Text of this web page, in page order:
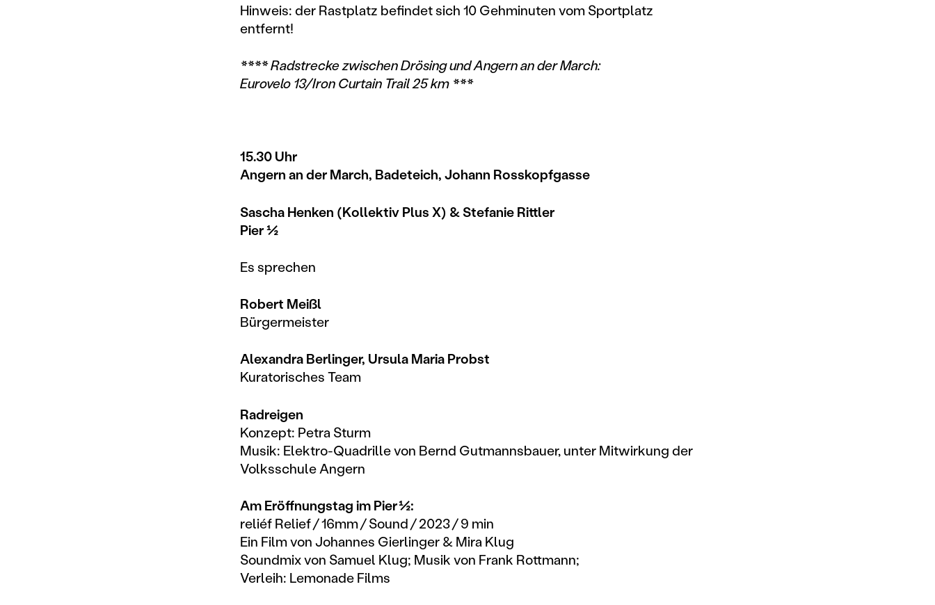
Hinweis: der Rastplatz befindet sich 10 Gehminuten vom Sportplatz
entfernt!
**** Radstrecke zwischen Drösing und Angern an der March:
Eurovelo 13/Iron Curtain Trail 25 km ***
15.30 Uhr
Angern an der March, Badeteich, Johann Rosskopfgasse
Sascha Henken (Kollektiv Plus X) & Stefanie Rittler
Pier ½
Es sprechen
Robert Meißl
Bürgermeister
Alexandra Berlinger, Ursula Maria Probst
Kuratorisches Team
Radreigen
Konzept: Petra Sturm
Musik: Elektro-Quadrille von Bernd Gutmannsbauer, unter Mitwirkung der
Volksschule Angern
Am Eröffnungstag im Pier ½:
reliéf Relief / 16mm / Sound / 2023 / 9 min
Ein Film von Johannes Gierlinger & Mira Klug
Soundmix von Samuel Klug; Musik von Frank Rottmann;
Verleih: Lemonade Films